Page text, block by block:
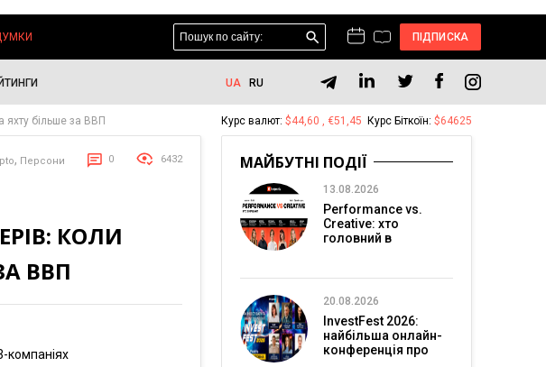
ПІДПИСКА
UA RU
яхту більше за ВВП
, Персони 0 6432
КОЛИ
ВВП
компаніях
Курс валют: $44,60 , €51,45 Курс Біткоїн: $64625
МАЙБУТНІ ПОДІЇ
13.08.2026
Performance vs.
Creative: хто
головний в
20.08.2026
InvestFest 2026:
найбільша онлайн-
конференція про